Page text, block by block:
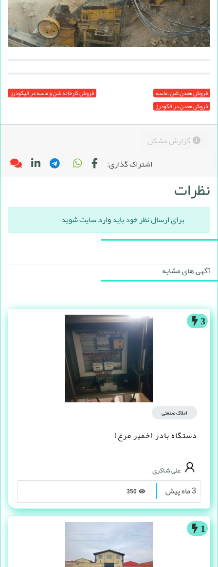
فروش معدن شن .ماسه
فروش کارخانه شن و ماسه در الیگودرز
فروش معدن در الگودرز
گزارش مشکل
اشتراک گذاری:
نظرات
برای ارسال نظر خود بایدواردسایت شوید
آگهی های مشابه
3
املاک صنعتی
دستگاه بادر (خمیر مرغ)
علی شاکری
3 ماه پیش
1